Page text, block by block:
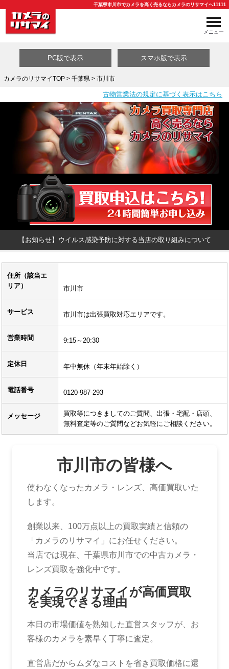
千葉県市川市でカメラを高く売るならカメラのリサマイへ11111
メニュー
買取カテゴリ一覧
PC版で表示 スマホ版で表示
カメラのリサマイTOP> 千葉県 > 市川市
古物営業法の規定に基づく表示はこちら
【お知らせ】ウイルス感染予防に対する当店の取り組みについて
住所（該当エ
リア）
市川市
サービス 市川市は出張買取対応エリアです。
営業時間 9:15～20:30
定休日 年中無休（年末年始除く）
電話番号 0120-987-293
メッセージ
買取等につきましてのご質問、出張・宅配・店頭、
無料査定等のご質問などお気軽にご相談ください。
市川市の皆様へ
使わなくなったカメラ・レンズ、高価買取いた
します。
創業以来、100万点以上の買取実績と信頼の
「カメラのリサマイ」にお任せください。
当店では現在、千葉県市川市での中古カメラ・
レンズ買取を強化中です。
カメラのリサマイが高価買取
を実現できる理由
本日の市場価値を熟知した直営スタッフが、お
客様のカメラを素早く丁寧に査定。
直営店だからムダなコストを省き買取価格に還